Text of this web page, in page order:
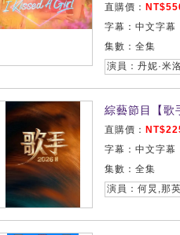
直購價：
字幕：中文字幕
集數：全集
演員：丹妮·米
綜藝節目【
直購價：
字幕：中文字幕
集數：全集